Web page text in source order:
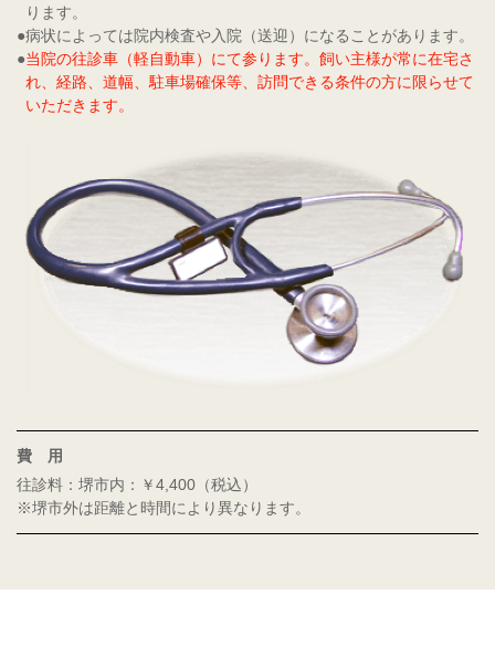
ります。
病状によっては院内検査や入院（送迎）になることがあります。
当院の往診車（軽自動車）にて参ります。飼い主様が常に在宅さ
れ、経路、道幅、駐車場確保等、訪問できる条件の方に限らせて
いただきます。
費 用
往診料：堺市内：￥4,400（税込）
※堺市外は距離と時間により異なります。